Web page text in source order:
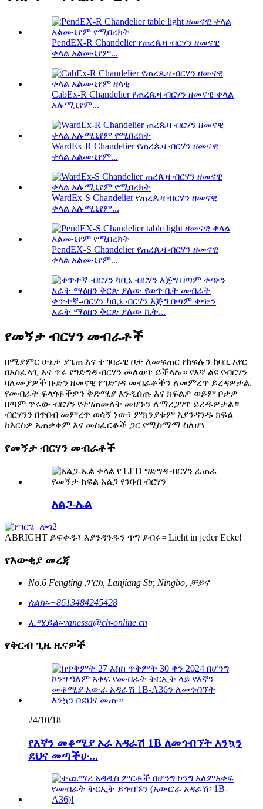
PendEX-R Chandelier የጠረጴዛ ብርሃን ዘመናዊ
ቀላል አልሙኒየም...
CabEx-R Chandelier የጠረጴዛ ብርሃን ዘመናዊ ቀላል
አሉሚኒየም...
WardEx-R Chandelier የጠረጴዛ ብርሃን ዘመናዊ
ቀላል አልሙኒየም...
WardEx-S Chandelier የጠረጴዛ ብርሃን ዘመናዊ
ቀላል አሉሚኒየም...
PendEX-S Chandelier የጠረጴዛ ብርሃን ዘመናዊ
ቀላል አልሙኒየም...
ቀጥተኛ-ብርሃን ካቢኔ ብርሃን እጅግ በጣም ቀጭን
አራት ማዕዘን ቅርጽ ያለው ኪት...
የመኝታ ብርሃን መብራቶች
በሚያምር ሁኔታ ያጌጠ እና ተግባራዊ ቦታ ለመፍጠር የክፍሉን ከባቢ አየር
በአስፈላጊ እና ጥሩ የግድግዳ ብርሃን መለወጥ ይችላሉ። የእኛ ልዩ የብርሃን
ባለሙያዎች ቡድን ዘመናዊ የግድግዳ መብራቶችን ለመምረጥ ይረዳዎታል.
የመብራት ፍላጎቶችዎን ቅድሚያ እንዲሰጡ እና ክፍልዎ ወይም ቦታዎ
በጣም ጥሩው ብርሃን የተገጠመለት መሆኑን ለማረጋገጥ ይረዱዎታል።
ብርሃንን በጥበብ መምረጥ ወሳኝ ነው፣ ምክንያቱም እያንዳንዱ ክፍል
ከእርስዎ አጠቃቀም እና መስፈርቶች ጋር የሚስማማ ስለሆነ
የመኝታ ብርሃን መብራቶች
አልጋ-ኤል
ABRIGHT ይፍቀዱ፣ እያንዳንዱን ጥግ ያብሩ። Licht in jeder Ecke!
የእውቂያ መረጃ
No.6 Fengting ፓርክ, Lanjiang Str, Ningbo, ቻይና
ስልክ፡-+8613484245428
ኢሜይል፡-vanessa@ch-online.cn
የቅርብ ጊዜ ዜናዎች
24/10/18
የእኛን መቆሚያ ኦራ አዳራሽ 1B ለመጎብኘት እንኳን
ደህና መጣችሁ...